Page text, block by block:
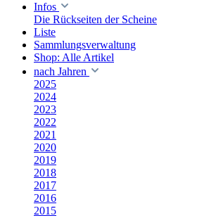
Infos
Die Rückseiten der Scheine
Liste
Sammlungsverwaltung
Shop: Alle Artikel
nach Jahren
2025
2024
2023
2022
2021
2020
2019
2018
2017
2016
2015